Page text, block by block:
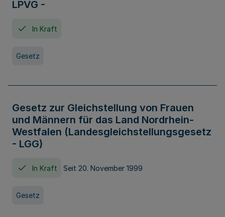
LPVG -
In Kraft
Gesetz
Gesetz zur Gleichstellung von Frauen
und Männern für das Land Nordrhein-
Westfalen (Landesgleichstellungsgesetz
- LGG)
In Kraft Seit 20. November 1999
Gesetz